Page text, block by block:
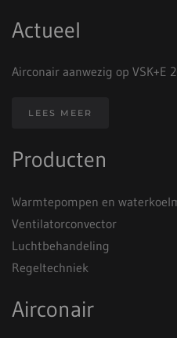
Actueel
Airconair aanwezig op VSK+E
LEES MEER
Producten
Warmtepompen en
Ventilatorconvector
Luchtbehandeling
Regeltechniek
Airconair